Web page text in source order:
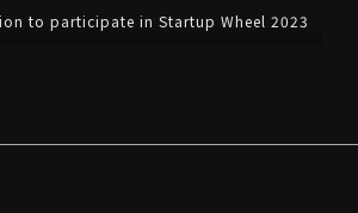
to participate in Startup Wheel 2023